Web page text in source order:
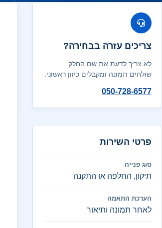
צריכים עזרה בבחירה?
לא צריך לדעת את שם החלק.
שולחים תמונה ומקבלים כיוון ראשוני.
050-728-6577
פרטי השירות
סוג פנייה
תיקון, החלפה או התקנה
הערכת התאמה
לאחר תמונה ותיאור